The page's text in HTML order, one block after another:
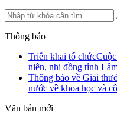
Thông báo
Triển khai tổ
niên, nhi đồng tỉnh
Thông báo về Giải
nước về khoa học và
Văn bản mới